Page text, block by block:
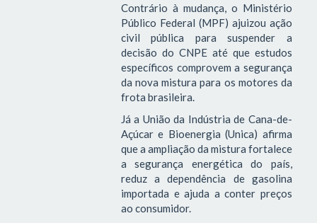
Contrário à mudança, o Ministério
Público Federal (MPF) ajuizou ação
civil pública para suspender a
decisão do CNPE até que estudos
específicos comprovem a segurança
da nova mistura para os motores da
frota brasileira.
Já a União da Indústria de Cana-de-
Açúcar e Bioenergia (Unica) afirma
que a ampliação da mistura fortalece
a segurança energética do país,
reduz a dependência de gasolina
importada e ajuda a conter preços
ao consumidor.